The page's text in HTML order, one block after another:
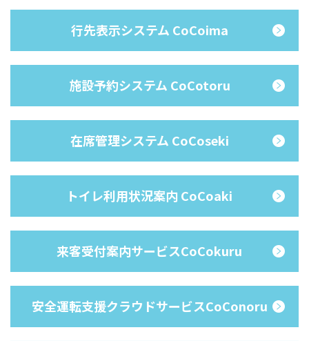
行先表示システム CoCoima
施設予約システム CoCotoru
在席管理システム CoCoseki
トイレ利用状況案内 CoCoaki
来客受付案内サービスCoCokuru
安全運転支援クラウドサービスCoConoru